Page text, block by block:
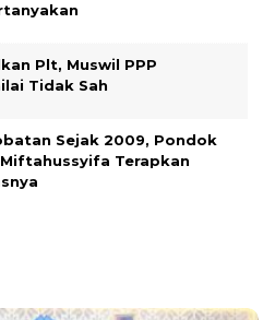
Plt, Muswil PPP
Tidak Sah
Sejak 2009, Pondok
Terapkan